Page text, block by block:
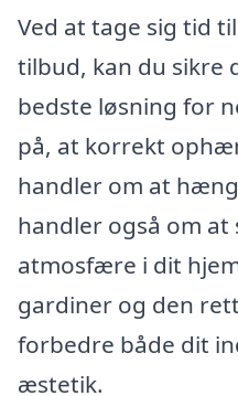
Ved at tage sig tid
tilbud, kan du sikre
bedste løsning for
på, at korrekt
handler om at
handler også om at
atmosfære i dit
gardiner og den
forbedre både dit
æstetik.